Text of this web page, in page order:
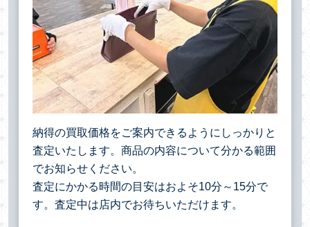
納得の買取価格をご案内できるようにしっかりと
査定いたします。商品の内容について分かる範囲
でお知らせください。
査定にかかる時間の目安はおよそ10分～15分で
す。査定中は店内でお待ちいただけます。